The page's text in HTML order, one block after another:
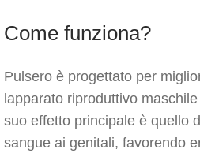
Come funziona?
Pulsero è progettato per
lapparato riproduttivo
suo effetto principale è quello
sangue ai genitali, favorendo